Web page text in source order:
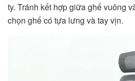
ty. Tránh kết hợp giữa ghế vuông
chọn ghế có tựa lưng và tay vịn.